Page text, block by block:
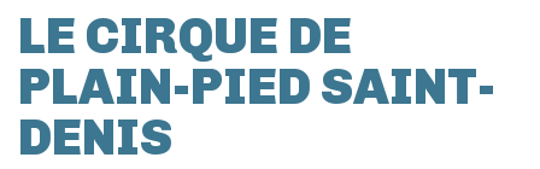
LE CIRQUE DE
PLAIN-PIED SAINT-
DENIS